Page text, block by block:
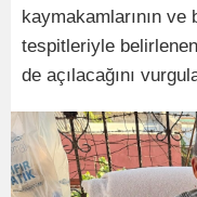
kaymakamlarının ve
tespitleriyle
de açılacağını